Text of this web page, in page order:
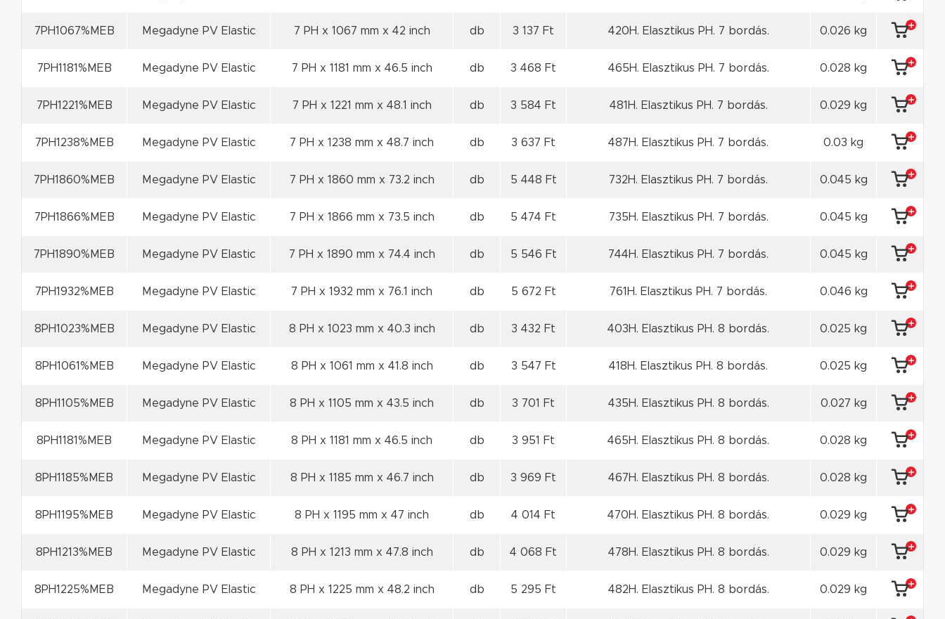
7PH1067%MEB Megadyne PV Elastic 7 PH x 1067 mm x 42 inch db 3 137 Ft 420H. Elasztikus PH. 7 bordás. 0.026 kg
7PH1181%MEB Megadyne PV Elastic 7 PH x 1181 mm x 46.5 inch db 3 468 Ft 465H. Elasztikus PH. 7 bordás. 0.028 kg
7PH1221%MEB Megadyne PV Elastic 7 PH x 1221 mm x 48.1 inch db 3 584 Ft 481H. Elasztikus PH. 7 bordás. 0.029 kg
7PH1238%MEB Megadyne PV Elastic 7 PH x 1238 mm x 48.7 inch db 3 637 Ft 487H. Elasztikus PH. 7 bordás. 0.03 kg
7PH1860%MEB Megadyne PV Elastic 7 PH x 1860 mm x 73.2 inch db 5 448 Ft 732H. Elasztikus PH. 7 bordás. 0.045 kg
7PH1866%MEB Megadyne PV Elastic 7 PH x 1866 mm x 73.5 inch db 5 474 Ft 735H. Elasztikus PH. 7 bordás. 0.045 kg
7PH1890%MEB Megadyne PV Elastic 7 PH x 1890 mm x 74.4 inch db 5 546 Ft 744H. Elasztikus PH. 7 bordás. 0.045 kg
7PH1932%MEB Megadyne PV Elastic 7 PH x 1932 mm x 76.1 inch db 5 672 Ft 761H. Elasztikus PH. 7 bordás. 0.046 kg
8PH1023%MEB Megadyne PV Elastic 8 PH x 1023 mm x 40.3 inch db 3 432 Ft 403H. Elasztikus PH. 8 bordás. 0.025 kg
8PH1061%MEB Megadyne PV Elastic 8 PH x 1061 mm x 41.8 inch db 3 547 Ft 418H. Elasztikus PH. 8 bordás. 0.025 kg
8PH1105%MEB Megadyne PV Elastic 8 PH x 1105 mm x 43.5 inch db 3 701 Ft 435H. Elasztikus PH. 8 bordás. 0.027 kg
8PH1181%MEB Megadyne PV Elastic 8 PH x 1181 mm x 46.5 inch db 3 951 Ft 465H. Elasztikus PH. 8 bordás. 0.028 kg
8PH1185%MEB Megadyne PV Elastic 8 PH x 1185 mm x 46.7 inch db 3 969 Ft 467H. Elasztikus PH. 8 bordás. 0.028 kg
8PH1195%MEB Megadyne PV Elastic 8 PH x 1195 mm x 47 inch db 4 014 Ft 470H. Elasztikus PH. 8 bordás. 0.029 kg
8PH1213%MEB Megadyne PV Elastic 8 PH x 1213 mm x 47.8 inch db 4 068 Ft 478H. Elasztikus PH. 8 bordás. 0.029 kg
8PH1225%MEB Megadyne PV Elastic 8 PH x 1225 mm x 48.2 inch db 5 295 Ft 482H. Elasztikus PH. 8 bordás. 0.029 kg